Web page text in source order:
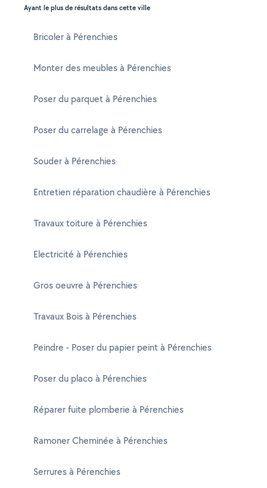
Ayant le plus de résultats dans cette ville
Bricoler à Pérenchies
Monter des meubles à Pérenchies
Poser du parquet à Pérenchies
Poser du carrelage à Pérenchies
Souder à Pérenchies
Entretien réparation chaudière à Pérenchies
Travaux toiture à Pérenchies
Electricité à Pérenchies
Gros oeuvre à Pérenchies
Travaux Bois à Pérenchies
Peindre - Poser du papier peint à Pérenchies
Poser du placo à Pérenchies
Réparer fuite plomberie à Pérenchies
Ramoner Cheminée à Pérenchies
Serrures à Pérenchies